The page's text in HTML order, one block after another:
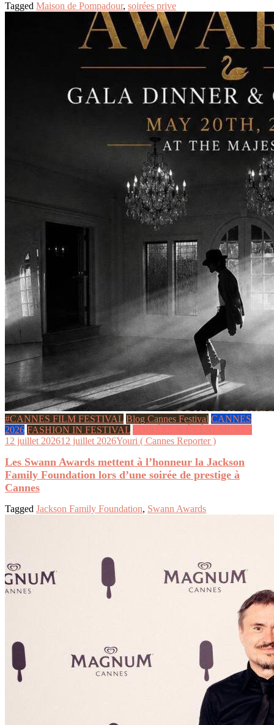
Tagged Maison de Pompadour, soirées prive
#CANNES FILM FESTIVAL Blog Cannes Festival CANNES
2026 FASHION IN FESTIVAL SOIRÉES & ÉVÉNEMENTS
12 juillet 202612 juillet 2026Youri ( Cannes Reporter )
Les Swann Awards mettent à l’honneur la Jackson
Family Foundation lors d’une soirée de prestige à
Cannes
Tagged Jackson Family Foundation, Swann Awards